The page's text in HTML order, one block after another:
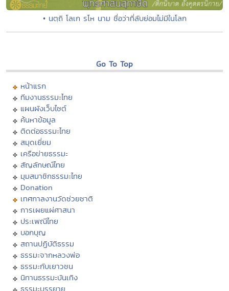
• นตฺถิ โลเก รโห นาม ชื่อว่าที่ลับย่อมไม่มีในโลก
Go To Top
หน้าแรก
ทีมงานธรรมะไทย
แผนผังเว็บไซต์
ค้นหาข้อมูล
ติดต่อธรรมะไทย
สมุดเยี่ยม
เครือข่ายธรรมะ
สัญลักษณ์ไทย
มุมสมาชิกธรรมะไทย
Donation
เทศกาลงานวัดช่วยชาติ
การเผยแผ่ศาสนา
ประเพณีไทย
บอกบุญ
สถานปฏิบัติธรรม
ธรรมะจากหลวงพ่อ
ธรรมะกับเยาวชน
นิทานธรรมะบันเทิง